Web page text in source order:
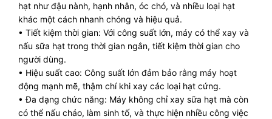
hạt như đậu nành, hạnh nhân, óc chó, và nhiều loại hạt
khác một cách nhanh chóng và hiệu quả.
• Tiết kiệm thời gian: Với công suất lớn, máy có thể xay và
nấu sữa hạt trong thời gian ngắn, tiết kiệm thời gian cho
người dùng.
• Hiệu suất cao: Công suất lớn đảm bảo rằng máy hoạt
động mạnh mẽ, thậm chí khi xay các loại hạt cứng.
• Đa dạng chức năng: Máy không chỉ xay sữa hạt mà còn
có thể nấu cháo, làm sinh tố, và thực hiện nhiều công việc